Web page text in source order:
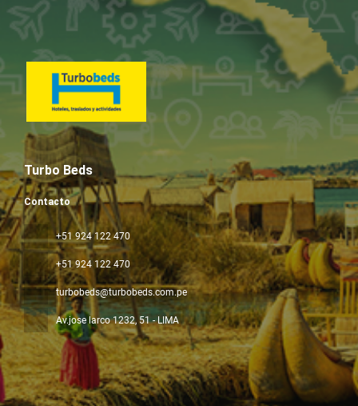
Turbo Beds
Contacto
+51 924 122 470
+51 924 122 470
turbobeds@turbobeds.com.pe
Av.jose larco 1232, 51 - LIMA